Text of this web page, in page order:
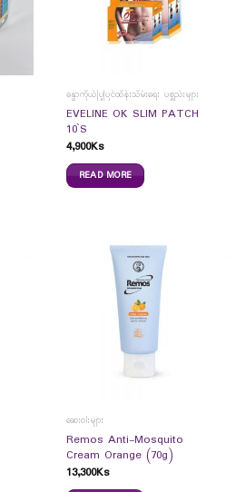
ခန္ဓာကိုယ်ပြုပြင်ထိန်းသိမ်းရေး ပစ္စည်းများ
EVELINE OK SLIM PATCH
10`S
4,900Ks
READ MORE
ဆေးဝါးများ
Remos Anti-Mosquito
Cream Orange (70g)
13,300Ks